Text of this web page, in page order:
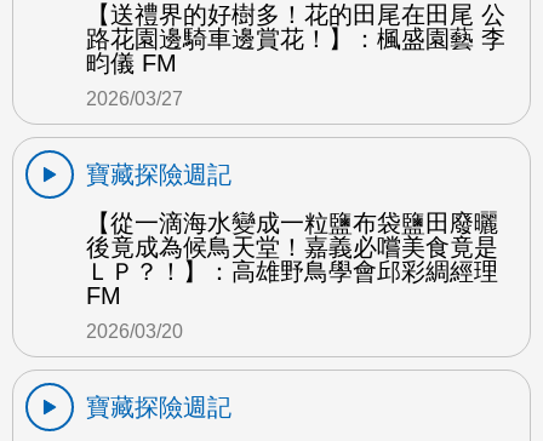
【送禮界的好樹多！花的田尾在田尾 公
路花園邊騎車邊賞花！】：楓盛園藝 李
畇儀 FM
2026/03/27
寶藏探險週記
【從一滴海水變成一粒鹽布袋鹽田廢曬
後竟成為候鳥天堂！嘉義必嚐美食竟是
ＬＰ？！】：高雄野鳥學會邱彩綢經理
FM
2026/03/20
寶藏探險週記